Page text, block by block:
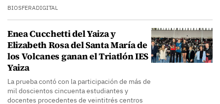
BIOSFERADIGITAL
Enea Cucchetti del Yaiza y
Elizabeth Rosa del Santa María de
los Volcanes ganan el Triatlón IES
Yaiza
La prueba contó con la participación de más de
mil doscientos cincuenta estudiantes y
docentes procedentes de veintitrés centros